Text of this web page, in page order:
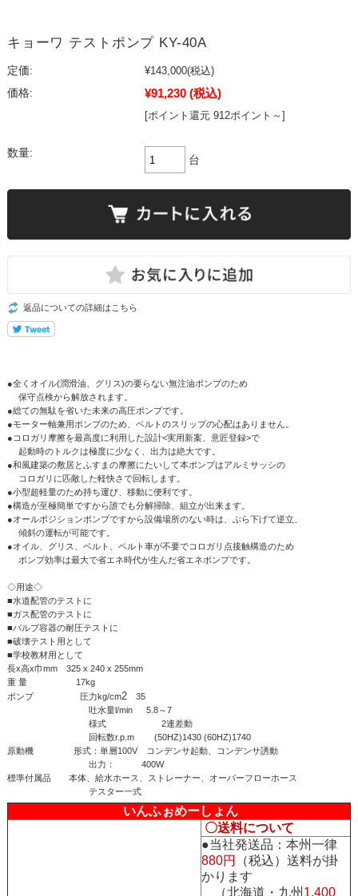
キョーワ テストポンプ KY-40A
定価: ¥143,000(税込)
価格:
¥91,230 (税込)
[ポイント還元 912ポイント～]
数量:
台
返品についての詳細はこちら
●全くオイル(潤滑油、グリス)の要らない無注油ポンプのため
保守点検から解放されます。
●総ての無駄を省いた未来の高圧ポンプです。
●モーター軸兼用ポンプのため、ベルトのスリップの心配はありません。
●コロガリ摩擦を最高度に利用した設計<実用新案、意匠登録>で
起動時のトルクは極度に少なく、出力は絶大です。
●和風建築の敷居とふすまの摩擦にたいして本ポンプはアルミサッシの
コロガリに匹敵した軽快さで回転します。
●小型超軽量のため持ち運び、移動に便利です。
●構造が至極簡単ですから誰でも分解掃除、組立が出来ます。
●オールポジションポンプですから設備場所のない時は、ぶら下げて逆立、
傾斜の運転が可能です。
●オイル、グリス、ベルト、ベルト車が不要でコロガリ点接触構造のため
ポンプ効率は最大で省エネ時代が生んだ省エネポンプです。
◇用途◇
■水道配管のテストに
■ガス配管のテストに
■バルブ容器の耐圧テストに
■破壊テスト用として
■学校教材用として
長x高x巾mm 325 x 240 x 255mm
重 量 17kg
ポンプ 圧力kg/cm235
吐水量l/min 5.8～7
様式 2連差動
回転数r.p.m (50HZ)1430 (60HZ)1740
原動機 形式：単層100V コンデンサ起動、コンデンサ誘動
出力： 400W
標準付属品 本体、給水ホース、ストレーナー、オーバーフローホース
テスター一式
いんふぉめーしょん
〇送料について
●当社発送品：本州一律
880円
（税込）送料が掛
かります
（北海道・九州 1,400